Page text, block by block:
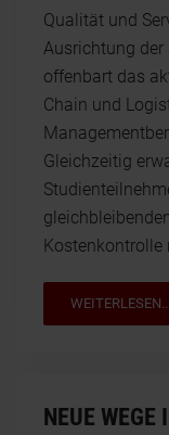
Qualität und
Ausrichtung der
offenbart das
Chain und
Gleichzeitig
Kostenkontrolle
WEITERLESEN...
NEUE WEGE